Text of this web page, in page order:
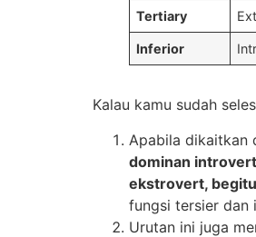
Tertiary
Inferior
Kalau kamu sudah
Apabila dikaitkan
dominan
ekstrovert,
fungsi tersier dan
Urutan ini juga